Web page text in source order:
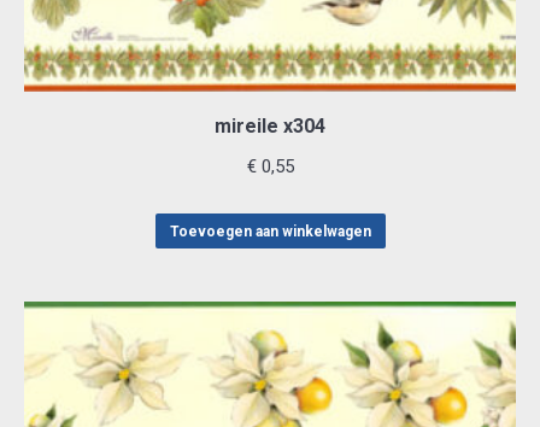
mireile x304
€0,55
Toevoegen aan winkelwagen